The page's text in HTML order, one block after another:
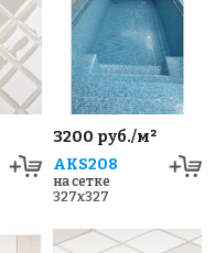
3200 руб./м²
AKS208
на сетке
327x327